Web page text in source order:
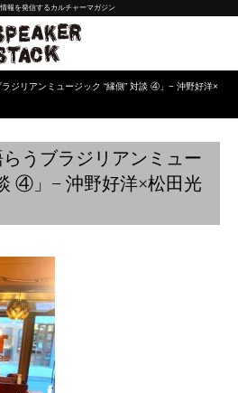
報を発信するカルチャーマガジン
ラジリアンミュージック “縁側” 対談 ④」− 沖野好洋×
らうブラジリアンミュー
④」− 沖野好洋×松田光